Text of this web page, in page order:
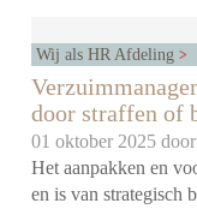
Wij als HR Afdeling
door straffen of
01 oktober 2025
Het aanpakken en
en is van strategisch